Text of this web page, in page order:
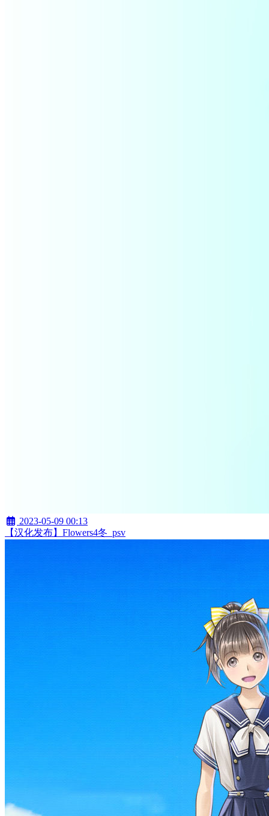
2023-05-09 00:13
【汉化发布】Flowers4冬_psv